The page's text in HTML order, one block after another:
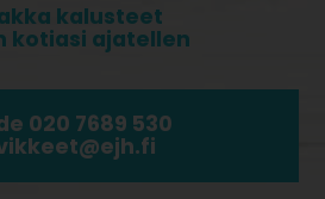
kalusteet
kotiasi ajatellen
020 7689 530